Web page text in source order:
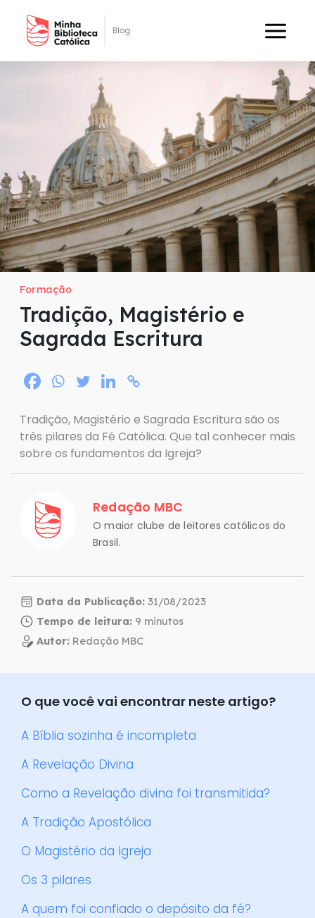
Formação
Tradição, Magistério e
Sagrada Escritura
Tradição, Magistério e Sagrada Escritura são os
três pilares da Fé Católica. Que tal conhecer mais
sobre os fundamentos da Igreja?
Redação MBC
O maior clube de leitores católicos do
Brasil.
Data da Publicação: 31/08/2023
Tempo de leitura:
Autor: Redação MBC
O que você vai encontrar neste artigo?
A Bíblia sozinha é incompleta
A Revelação Divina
Como a Revelação divina foi transmitida?
A Tradição Apostólica
O Magistério da Igreja
Os 3 pilares
A quem foi confiado o depósito da fé?